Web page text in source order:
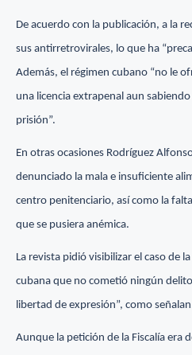
De acuerdo con la publicación, a la
sus antirretrovirales, lo que ha
Además, el régimen cubano “no le
una licencia extrapenal aun
prisión”.
En otras ocasiones Rodríguez
denunciado la mala e insuficiente
centro penitenciario, así como la
que se pusiera anémica.
La revista pidió visibilizar el caso de
cubana que no cometió ningún
libertad de expresión”, como
Aunque la petición de la Fiscalía era